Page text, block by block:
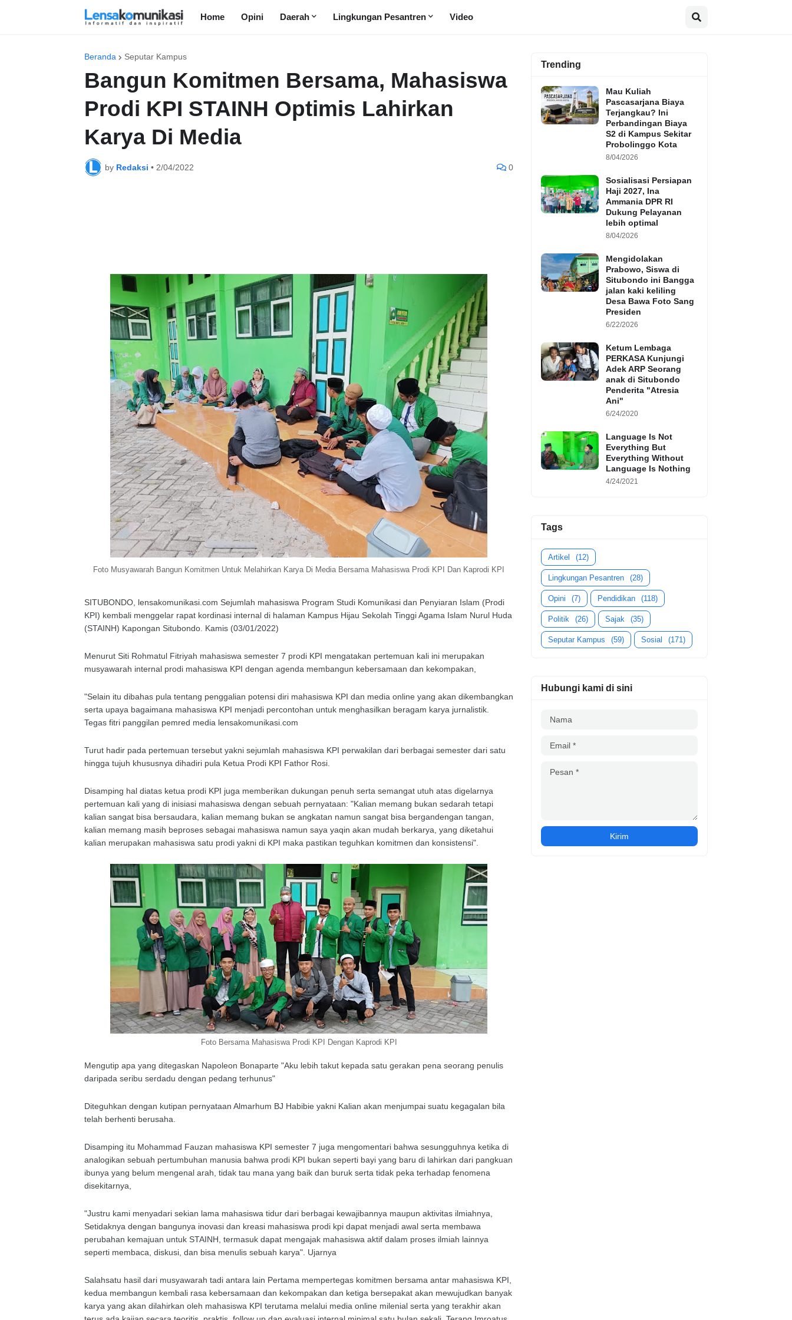
Home Opini Daerah Lingkungan Pesantren Video
Beranda Seputar Kampus
Bangun Komitmen Bersama, Mahasiswa
Prodi KPI STAINH Optimis Lahirkan
Karya Di Media
by Redaksi • 2/04/2022 0
Foto Musyawarah Bangun Komitmen Untuk Melahirkan Karya Di Media Bersama Mahasiswa Prodi KPI Dan Kaprodi KPI
SITUBONDO, lensakomunikasi.com Sejumlah mahasiswa Program Studi Komunikasi dan Penyiaran Islam (Prodi
KPI) kembali menggelar rapat kordinasi internal di halaman Kampus Hijau Sekolah Tinggi Agama Islam Nurul Huda
(STAINH) Kapongan Situbondo. Kamis (03/01/2022)
Menurut Siti Rohmatul Fitriyah mahasiswa semester 7 prodi KPI mengatakan pertemuan kali ini merupakan
musyawarah internal prodi mahasiswa KPI dengan agenda membangun kebersamaan dan kekompakan,
"Selain itu dibahas pula tentang penggalian potensi diri mahasiswa KPI dan media online yang akan dikembangkan
serta upaya bagaimana mahasiswa KPI menjadi percontohan untuk menghasilkan beragam karya jurnalistik.
Tegas fitri panggilan pemred media lensakomunikasi.com
Turut hadir pada pertemuan tersebut yakni sejumlah mahasiswa KPI perwakilan dari berbagai semester dari satu
hingga tujuh khususnya dihadiri pula Ketua Prodi KPI Fathor Rosi.
Disamping hal diatas ketua prodi KPI juga memberikan dukungan penuh serta semangat utuh atas digelarnya
pertemuan kali yang di inisiasi mahasiswa dengan sebuah pernyataan: "Kalian memang bukan sedarah tetapi
kalian sangat bisa bersaudara, kalian memang bukan se angkatan namun sangat bisa bergandengan tangan,
kalian memang masih beproses sebagai mahasiswa namun saya yaqin akan mudah berkarya, yang diketahui
kalian merupakan mahasiswa satu prodi yakni di KPI maka pastikan teguhkan komitmen dan konsistensi".
Foto Bersama Mahasiswa Prodi KPI Dengan Kaprodi KPI
Mengutip apa yang ditegaskan Napoleon Bonaparte "Aku lebih takut kepada satu gerakan pena seorang penulis
daripada seribu serdadu dengan pedang terhunus"
Diteguhkan dengan kutipan pernyataan Almarhum BJ Habibie yakni Kalian akan menjumpai suatu kegagalan bila
telah berhenti berusaha.
Disamping itu Mohammad Fauzan mahasiswa KPI semester 7 juga mengomentari bahwa sesungguhnya ketika di
analogikan sebuah pertumbuhan manusia bahwa prodi KPI bukan seperti bayi yang baru di lahirkan dari pangkuan
ibunya yang belum mengenal arah, tidak tau mana yang baik dan buruk serta tidak peka terhadap fenomena
disekitarnya,
"Justru kami menyadari sekian lama mahasiswa tidur dari berbagai kewajibannya maupun aktivitas ilmiahnya,
Setidaknya dengan bangunya inovasi dan kreasi mahasiswa prodi kpi dapat menjadi awal serta membawa
perubahan kemajuan untuk STAINH, termasuk dapat mengajak mahasiswa aktif dalam proses ilmiah lainnya
seperti membaca, diskusi, dan bisa menulis sebuah karya". Ujarnya
Salahsatu hasil dari musyawarah tadi antara lain Pertama mempertegas komitmen bersama antar mahasiswa KPI,
kedua membangun kembali rasa kebersamaan dan kekompakan dan ketiga bersepakat akan mewujudkan banyak
karya yang akan dilahirkan oleh mahasiswa KPI terutama melalui media online milenial serta yang terakhir akan
Trending
Mau Kuliah
Pascasarjana Biaya
Terjangkau? Ini
Perbandingan Biaya
S2 di Kampus Sekitar
Probolinggo Kota
8/04/2026
Sosialisasi Persiapan
Haji 2027, Ina
Ammania DPR RI
Dukung Pelayanan
lebih optimal
8/04/2026
Mengidolakan
Prabowo, Siswa di
Situbondo ini Bangga
jalan kaki keliling
Desa Bawa Foto Sang
Presiden
6/22/2026
Ketum Lembaga
PERKASA Kunjungi
Adek ARP Seorang
anak di Situbondo
Penderita "Atresia
Ani"
6/24/2020
Language Is Not
Everything But
Everything Without
Language Is Nothing
4/24/2021
Tags
Artikel (12)
Lingkungan Pesantren (28)
Opini (7) Pendidikan (118)
Politik (26) Sajak (35)
Seputar Kampus (59) Sosial (171)
Hubungi kami di sini